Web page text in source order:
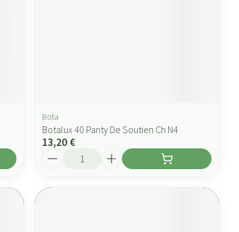
Bota
Botalux 40 Panty De Soutien Ch N4
13,20 €